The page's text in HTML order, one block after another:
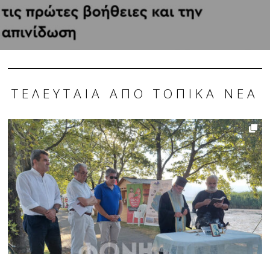
ΤΕΛΕΥΤΑΊΑ ΑΠΌ ΤΟΠΙΚΆ ΝΈΑ